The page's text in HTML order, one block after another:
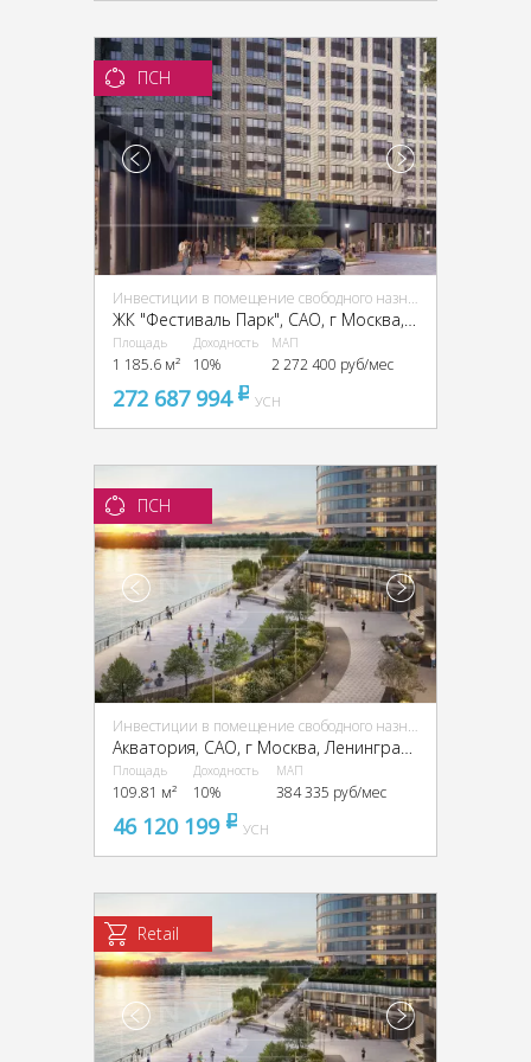
ПСН
Инвестиции в помещение свободного назначения (ПСН)
ЖК "Фестиваль Парк", CАО, г Москва, ул Фестивальная, д.29
Площадь
1 185.6 м²
Доходность
10%
МАП
2 272 400 руб/мес
272 687 994 pуб
УСН
ПСН
Инвестиции в помещение свободного назначения (ПСН)
Акватория, CАО, г Москва, Ленинградское ш., 69
Площадь
109.81 м²
Доходность
10%
МАП
384 335 руб/мес
46 120 199 pуб
УСН
Retail